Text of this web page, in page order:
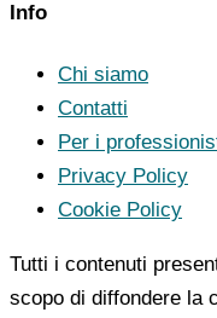
Info
Chi siamo
Contatti
Per i
Privacy Policy
Cookie Policy
Tutti i contenuti
scopo di diffondere la